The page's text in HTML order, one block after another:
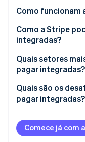
Veja como a
Assista agora
Economia de
Dados previsíveis
Redução do risco
Relacionamentos
Capacidade de
Como funcionam
Dados do
Pagamentos em
Roteamento
Aprovações
Registros de
Notificações e
Como a Stripe
integradas?
Plataforma
Automação e APIs
Reconciliação fácil
Funcionalidades
Quais setores
pagar integradas?
Logística e
Mídia e agências
Educação e
Quais são os
pagar integradas?
Compatibilidade
Treinamento de
Comece já com